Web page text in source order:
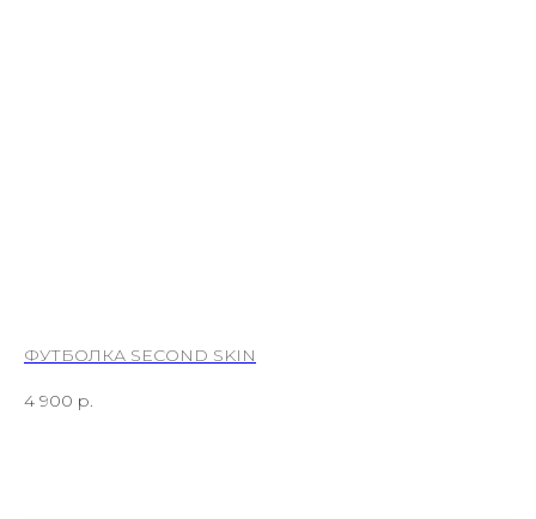
ФУТБОЛКА SECOND SKIN
4 900 р.